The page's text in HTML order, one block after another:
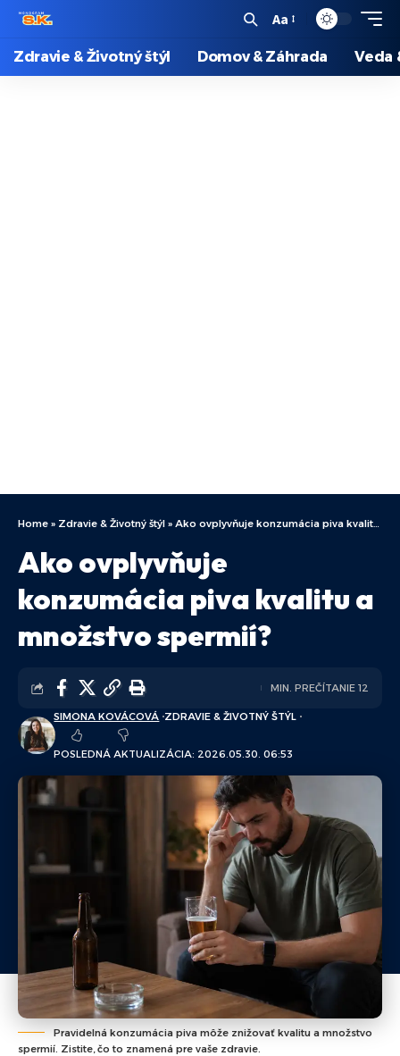
Aa
Zdravie & Životný štýl Domov & Záhrada Veda
Home » Zdravie & Životný štýl » Ako ovplyvňuje konzumácia piva kvalitu a množstvo spermií?
Ako ovplyvňuje
konzumácia piva kvalitu a
množstvo spermií?
POSLEDNÁ AKTUALIZÁCIA: 2026.05.30. 06:53
SIMONA KOVÁCOVÁ ZDRAVIE & ŽIVOTNÝ ŠTÝL
MIN. PREČÍTANIE 12
Pravidelná konzumácia piva môže znižovať kvalitu a množstvo
spermií. Zistite, čo to znamená pre vaše zdravie.